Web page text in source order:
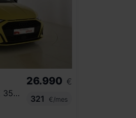
SPORTBACK BLACK LINE 35 TDI 110KW S TRON
26.990 €
321
€/mes